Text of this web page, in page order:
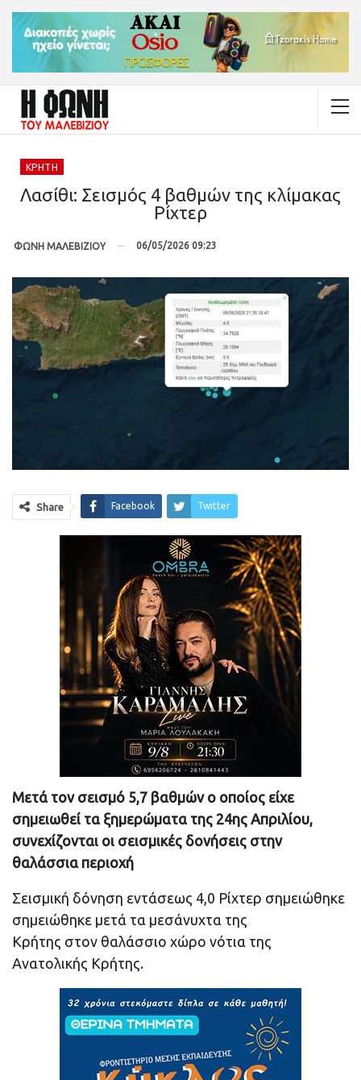
ΚΡΉΤΗ
Λασίθι: Σεισμός 4 βαθμών της κλίμακας
Ρίχτερ
ΦΩΝΗ ΜΑΛΕΒΙΖΙΟΥ 06/05/2026 09:23
Share Facebook Twitter
Μετά τον σεισμό 5,7 βαθμών ο οποίος είχε
σημειωθεί τα ξημερώματα της 24ης Απριλίου,
συνεχίζονται οι σεισμικές δονήσεις στην
θαλάσσια περιοχή
Σεισμική δόνηση εντάσεως 4,0 Ρίχτερ σημειώθηκε
σημειώθηκε μετά τα μεσάνυχτα της
Κρήτης στον θαλάσσιο χώρο νότια της
Ανατολικής Κρήτης.